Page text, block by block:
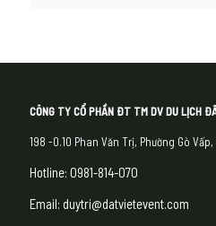
CÔNG TY CỔ PHẦN ĐT TM DV DU LỊCH
198 -0.10 Phan Văn Trị, Phường Gò
Hotline: 0981-814-070
Email: duytri@datvietevent.com